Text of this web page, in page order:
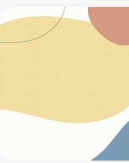
加上過完年所累積的肥胖，體
包餡湯圓來慶祝，但是隨著健
且含有較高的油脂與糖分。趙
量不可小覷，4顆元宵的熱量
熱量，所以她也提醒民眾，為
盡可能的「少油，少糖，多纖
製甜鹹湯圓 健康熱量低口感
湯圓的健康吃小撇步，讓你歡
大多是花生或芝麻等高油高糖
可自製天然健康美味的湯圓